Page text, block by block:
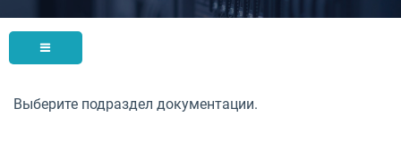
Выберите подраздел документации.